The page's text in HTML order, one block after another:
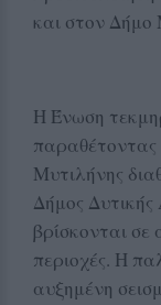
και στον Δήμο
Η Ένωση
Μυτιλήνης
Δήμος Δυτικής
βρίσκονται σε
περιοχές. Η
αυξημένη